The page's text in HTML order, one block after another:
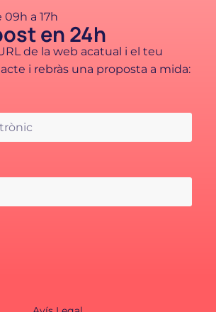
09h a 17h
en 24h
de la web acatual i el teu
i rebràs una proposta a mida: